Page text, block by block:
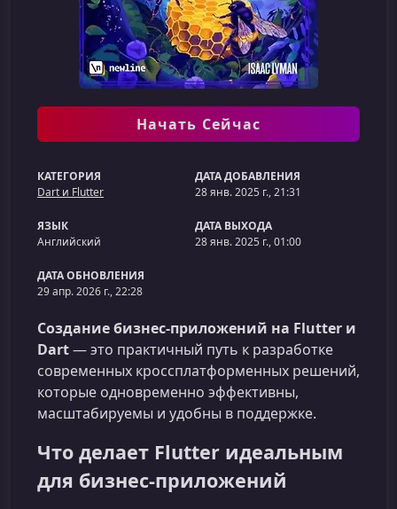
Начать Сейчас
КАТЕГОРИЯ
Dart и Flutter
ДАТА ДОБАВЛЕНИЯ
28 янв. 2025 г., 21:31
ЯЗЫК
Английский
ДАТА ВЫХОДА
28 янв. 2025 г., 01:00
ДАТА ОБНОВЛЕНИЯ
29 апр. 2026 г., 22:28
Создание бизнес‑приложений на Flutter и
Dart— это практичный путь к разработке
современных кроссплатформенных решений,
которые одновременно эффективны,
масштабируемы и удобны в поддержке.
Что делает Flutter идеальным
для бизнес‑приложений